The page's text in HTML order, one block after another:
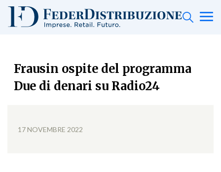
Frausin ospite del programma
Due di denari su Radio24
17 NOVEMBRE 2022